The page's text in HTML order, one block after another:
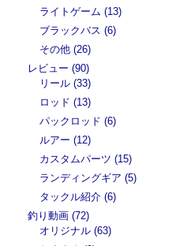
ライトゲーム (13)
ブラックバス (6)
その他 (26)
レビュー (90)
リール (33)
ロッド (13)
パックロッド (6)
ルアー (12)
カスタムパーツ (15)
ランディングギア (5)
タックル紹介 (6)
釣り動画 (72)
オリジナル (63)